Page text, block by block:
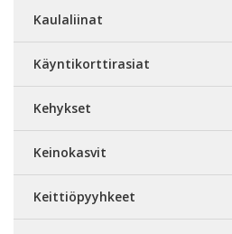
Kaulaliinat
Käyntikorttirasiat
Kehykset
Keinokasvit
Keittiöpyyhkeet